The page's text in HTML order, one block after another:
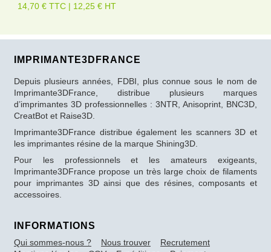
14,70 € TTC | 12,25 € HT
IMPRIMANTE3DFRANCE
Depuis plusieurs années, FDBI, plus connue sous le nom de
Imprimante3DFrance, distribue plusieurs marques
d’imprimantes 3D professionnelles : 3NTR, Anisoprint, BNC3D,
CreatBot et Raise3D.
Imprimante3DFrance distribue également les scanners 3D et
les imprimantes résine de la marque Shining3D.
Pour les professionnels et les amateurs exigeants,
Imprimante3DFrance propose un très large choix de filaments
pour imprimantes 3D ainsi que des résines, composants et
accessoires.
INFORMATIONS
Qui sommes-nous ? Nous trouver
Recrutement